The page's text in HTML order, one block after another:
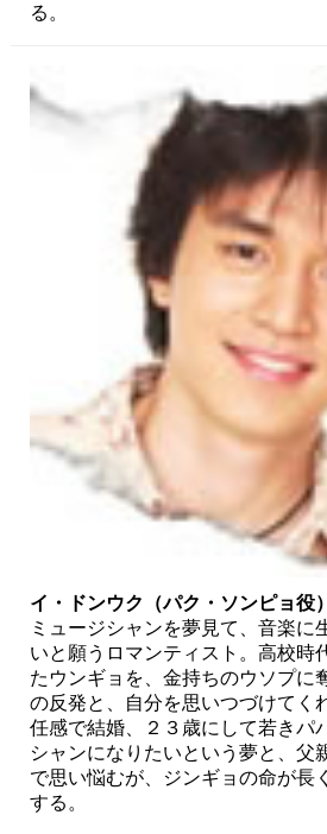
る。
イ・ドンウク（パク・ソンピョ役）
ミュージシャンを夢見て、音楽に
いと願うロマンティスト。高校時
たウンギョを、金持ちのウソプに
の反発と、自分を思いつづけてく
任感で結婚、２３歳にして若きパ
シャンになりたいという夢と、父
で思い悩むが、ジンギョの命が長
する。